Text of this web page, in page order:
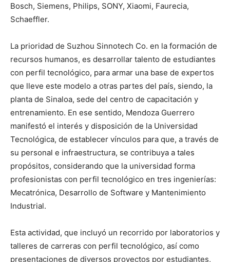
Bosch, Siemens, Philips, SONY, Xiaomi, Faurecia,
Schaeffler.
La prioridad de Suzhou Sinnotech Co. en la formación de
recursos humanos, es desarrollar talento de estudiantes
con perfil tecnológico, para armar una base de expertos
que lleve este modelo a otras partes del país, siendo, la
planta de Sinaloa, sede del centro de capacitación y
entrenamiento. En ese sentido, Mendoza Guerrero
manifestó el interés y disposición de la Universidad
Tecnológica, de establecer vínculos para que, a través de
su personal e infraestructura, se contribuya a tales
propósitos, considerando que la universidad forma
profesionistas con perfil tecnológico en tres ingenierías:
Mecatrónica, Desarrollo de Software y Mantenimiento
Industrial.
Esta actividad, que incluyó un recorrido por laboratorios y
talleres de carreras con perfil tecnológico, así como
presentaciones de diversos proyectos por estudiantes,